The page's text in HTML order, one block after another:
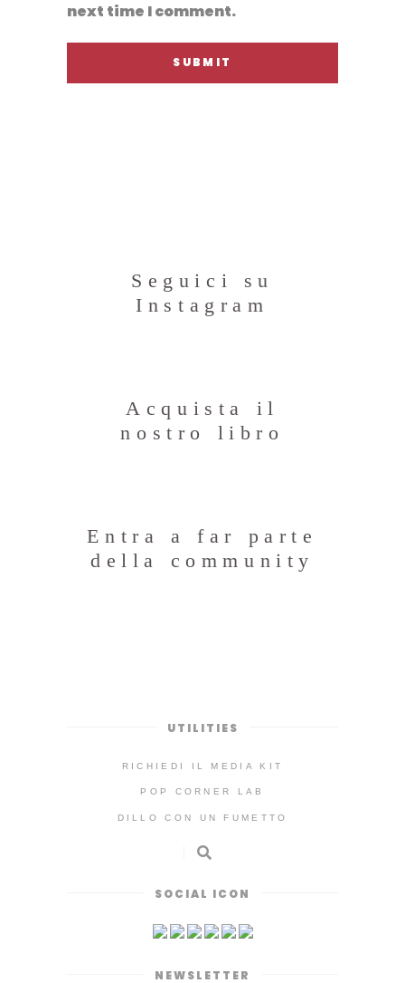
next time I comment.
Seguici su
Instagram
Acquista il
nostro libro
Entra a far parte
della community
UTILITIES
RICHIEDI IL MEDIA KIT
POP CORNER LAB
DILLO CON UN FUMETTO
SOCIAL ICON
NEWSLETTER